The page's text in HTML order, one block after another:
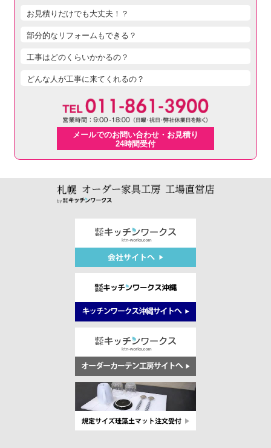
お見積りだけでも大丈夫！？
部分的なリフォームもできる？
工事はどのくらいかかるの？
どんな人が工事に来てくれるの？
メールでのお問い合わせ・お見積り
24時間受付